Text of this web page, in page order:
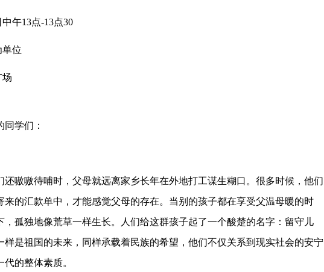
午13点-13点30
单位
场
学们：
还嗷嗷待哺时，父母就远离家乡长年在外地打工谋生糊口。很多时候，他们
来的汇款单中，才能感觉父母的存在。当别的孩子都在享受父温母暖的时
，孤独地像荒草一样生长。人们给这群孩子起了一个酸楚的名字：留守儿
样是祖国的未来，同样承载着民族的希望，他们不仅关系到现实社会的安宁
的整体素质。